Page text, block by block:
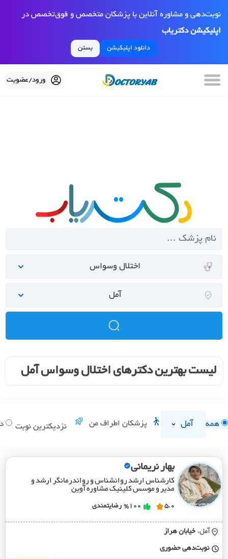
نوبت‌دهی و مشاوره آنلاین با پزشکان متخصص و فوق‌تخصص در
اپلیکیشن دکتریاب
دانلود اپلیکیشن بستن
ورود/عضویت
اختلال وسواس
آمل
لیست بهترین دکترهای اختلال وسواس آمل
همه آمل پزشکان اطراف من نزدیکترین نوبت
بهار نریمانی
کارشناس ارشد روانشناس و رواندرمانگر ارشد و
مدیر و موسس کلینیک مشاوره آوین
5.0
%100 رضایتمندی
آمل، خيابان هراز
نوبت‌دهی حضوری